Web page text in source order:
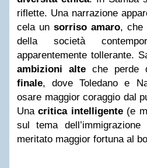
riflette. Una narrazione
cela un sorriso amaro, che
della società
apparentemente tollerante.
ambizioni alte che perde
finale, dove Toledano e
osare maggior coraggio dal
Unacritica intelligente(e
sul tema
meritato maggior fortuna al